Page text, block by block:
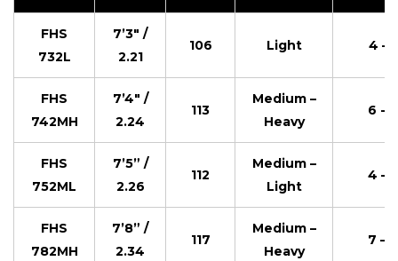
FHS
732L
7’3″ /
2.21
106 Light 4 –
FHS
742MH
7’4″ /
2.24
113
Medium –
Heavy
6 -
FHS
752ML
7’5” /
2.26
112
Medium –
Light
4 –
FHS
782MH
7’8” /
2.34
117
Medium –
Heavy
7 –